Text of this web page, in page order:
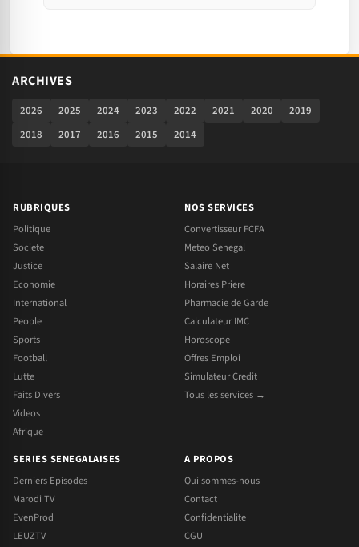
ARCHIVES
2026 2025 2024 2023 2022 2021 2020
2019
2018
2017 2016 2015 2014
RUBRIQUES
Politique
Societe
Justice
Economie
International
People
Sports
Football
Lutte
Faits Divers
Videos
Afrique
NOS SERVICES
Convertisseur FCFA
Meteo Senegal
Salaire Net
Horaires Priere
Pharmacie de Garde
Calculateur IMC
Horoscope
Offres Emploi
Simulateur Credit
Tous les services →
SERIES SENEGALAISES
Derniers Episodes
Marodi TV
EvenProd
LEUZTV
A PROPOS
Qui sommes-nous
Contact
Confidentialite
CGU